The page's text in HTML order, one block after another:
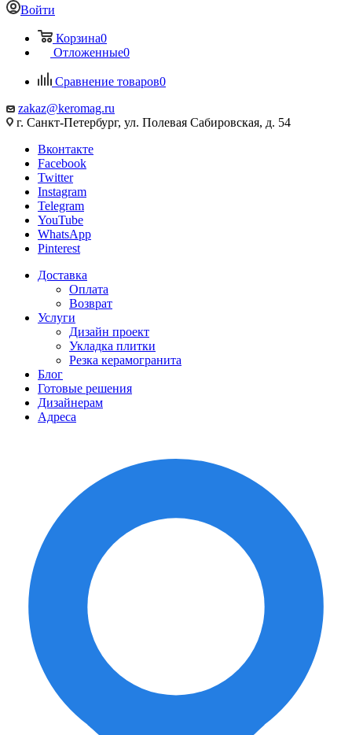
Войти
Корзина0
Отложенные0
Сравнение товаров0
zakaz@keromag.ru
г. Санкт-Петербург, ул. Полевая Сабировская, д. 54
Вконтакте
Facebook
Twitter
Instagram
Telegram
YouTube
WhatsApp
Pinterest
Доставка
Оплата
Возврат
Услуги
Дизайн проект
Укладка плитки
Резка керамогранита
Блог
Готовые решения
Дизайнерам
Адреса